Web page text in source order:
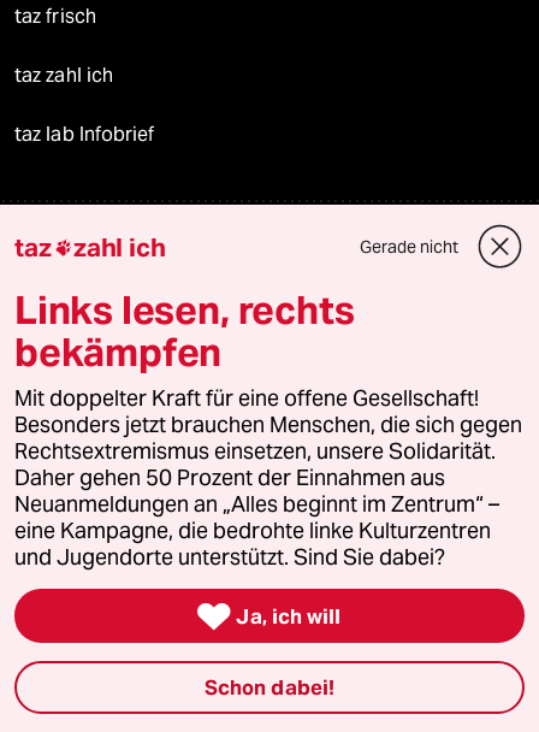
taz frisch
taz zahl ich
taz lab Infobrief
Veranstaltungen
Demnächst
Vor Ort
Live im Stream
Vergangene
taz lab 2027
Mehr taz Lesestoff
taz zahl ich Gerade nicht
Links lesen, rechts
bekämpfen
Mit doppelter Kraft für eine offene Gesellschaft!
Besonders jetzt brauchen Menschen, die sich gegen
Rechtsextremismus einsetzen, unsere Solidarität.
Daher gehen 50 Prozent der Einnahmen aus
Neuanmeldungen an „Alles beginnt im Zentrum“ –
eine Kampagne, die bedrohte linke Kulturzentren
und Jugendorte unterstützt. Sind Sie dabei?
 Ja, ich will
Schon dabei!